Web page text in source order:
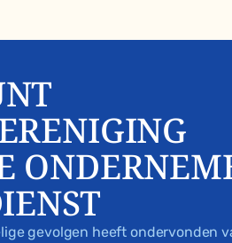
gevolgen heeft ondervonden